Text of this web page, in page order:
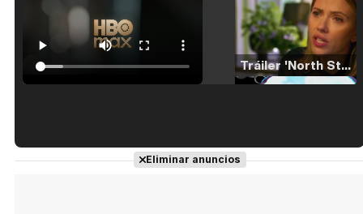
Tráiler 'North Star' (2023)
Tráiler en español de 'La isla olvidada'
Eliminar anuncios